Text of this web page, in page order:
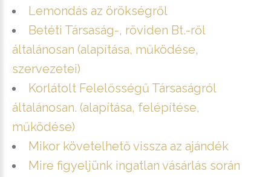
Lemondás az örökségről
Betéti Társaság-, röviden Bt.-ről
általánosan (alapítása, működése,
szervezetei)
Korlátolt Felelősségű Társaságról
általánosan. (alapítása, felépítése,
működése)
Mikor követelhető vissza az ajándék
Mire figyeljünk ingatlan vásárlás során